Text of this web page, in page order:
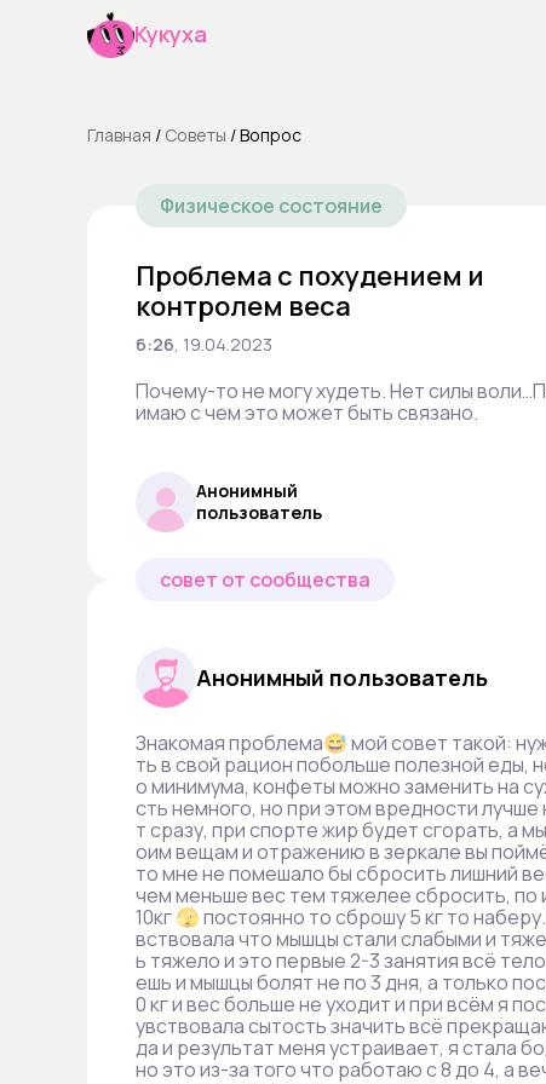
Кукуха
Главная / Cоветы /Вопрос
Физическое состояние
Проблема с похудением и
контролем веса
6:26, 19.04.2023
Почему-то не могу худеть. Нет силы
имаю с чем это может быть связано.
Анонимный
пользователь
совет от сообщества
Анонимный пользователь
Знакомая проблема😅 мой совет такой:
ть в свой рацион побольше полезной еды,
о минимума, конфеты можно заменить на
сть немного, но при этом вредности
т сразу, при спорте жир будет сгорать, а
оим вещам и отражению в зеркале вы
то мне не помешало бы сбросить лишний
чем меньше вес тем тяжелее сбросить, по
10кг 🫣 постоянно то сброшу 5 кг то
вствовала что мышцы стали слабыми и
ь тяжело и это первые 2-3 занятия всё
ешь и мышцы болят не по 3 дня, а только
0 кг и вес больше не уходит и при всём я
увствовала сытость значить всё
да и результат меня устраивает, я стала
но это из-за того что работаю с 8 до 4, а